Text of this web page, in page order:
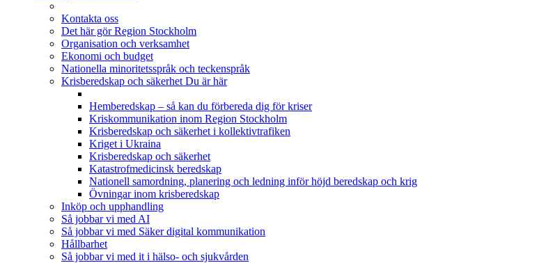
Kontakta oss
Det här gör Region Stockholm
Organisation och verksamhet
Ekonomi och budget
Nationella minoritetsspråk och teckenspråk
Krisberedskap och säkerhet Du är här
Hemberedskap – så kan du förbereda dig för kriser
Kriskommunikation inom Region Stockholm
Krisberedskap och säkerhet i kollektivtrafiken
Kriget i Ukraina
Krisberedskap och säkerhet
Katastrofmedicinsk beredskap
Nationell samordning, planering och ledning inför höjd beredskap och krig
Övningar inom krisberedskap
Inköp och upphandling
Så jobbar vi med AI
Så jobbar vi med Säker digital kommunikation
Hållbarhet
Så jobbar vi med it i hälso- och sjukvården